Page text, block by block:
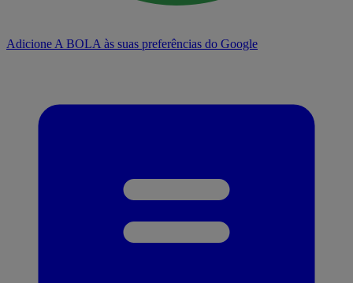
Adicione A BOLA às suas preferências do Google